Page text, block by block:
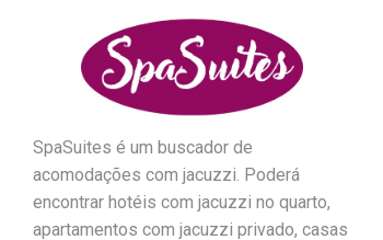
SpaSuites é um buscador de
acomodações com jacuzzi. Poderá
encontrar hotéis com jacuzzi no quarto,
apartamentos com jacuzzi privado, casas